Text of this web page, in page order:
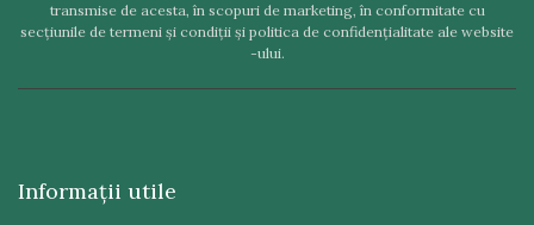
transmise de acesta, în scopuri de marketing, în conformitate cu
secţiunile de termeni şi condiţii şi politica de confidenţialitate ale website
-ului.
Informaţii utile